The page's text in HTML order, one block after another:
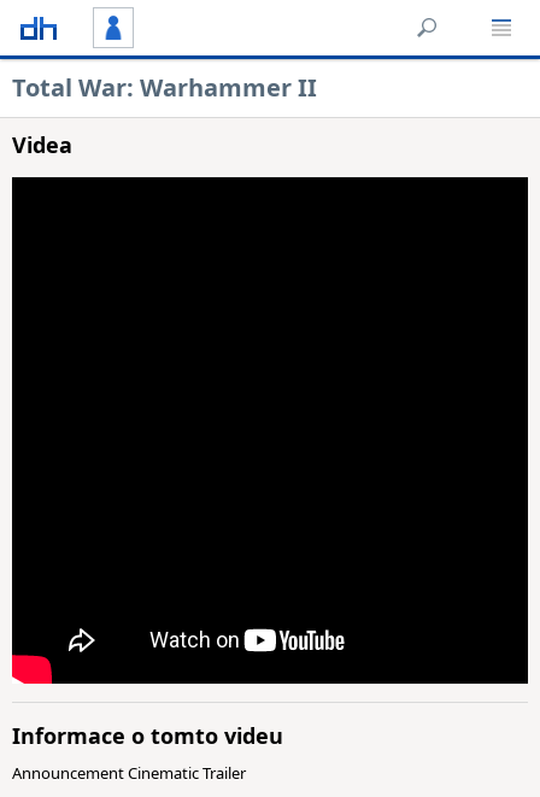
Total War: Warhammer II
Videa
Informace o tomto videu
Announcement Cinematic Trailer